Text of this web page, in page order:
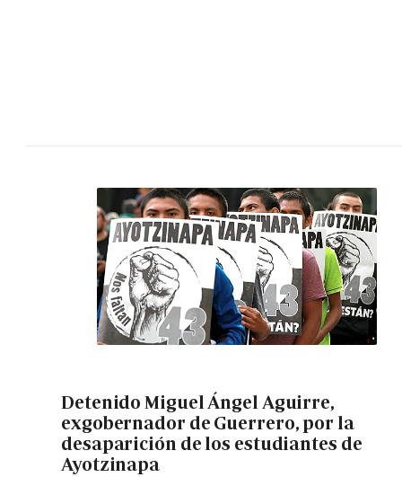
Detenido Miguel Ángel Aguirre,
exgobernador de Guerrero, por la
desaparición de los estudiantes de
Ayotzinapa